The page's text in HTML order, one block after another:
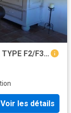
Location A LOUER MAISON MEUBLEE TYPE F2/F3 SUR GRIMAUD | Les 3 Agences
Voir les détails